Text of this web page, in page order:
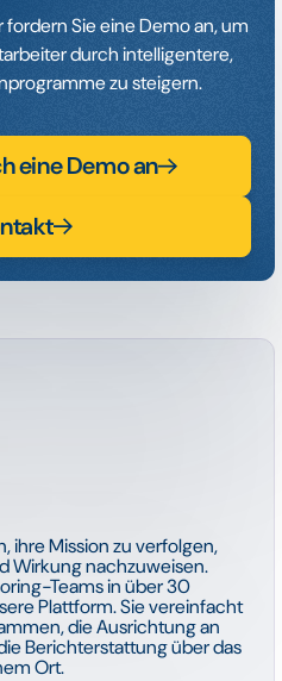
Sie eine Demo an, um
durch intelligentere,
zu steigern.
eine Demo an
ihre Mission zu verfolgen,
Wirkung nachzuweisen.
Teams in über 30
Plattform. Sie vereinfacht
die Ausrichtung an
Berichterstattung über das
Ort.